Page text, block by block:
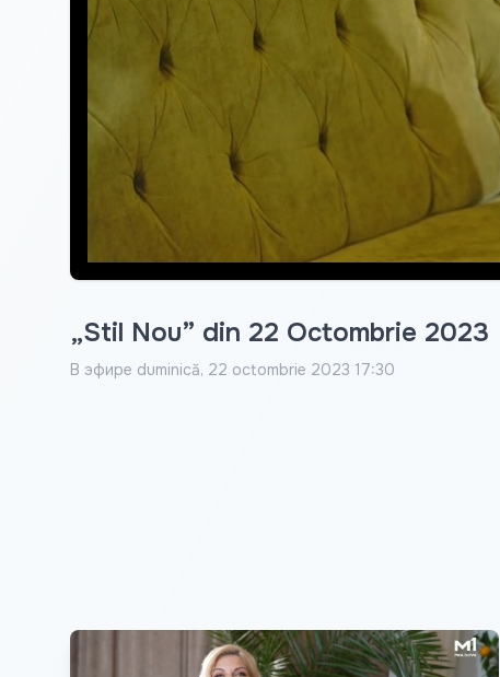
„Stil Nou” din 22 Octombrie 2023
В эфире duminică, 22 octombrie 2023 17:30